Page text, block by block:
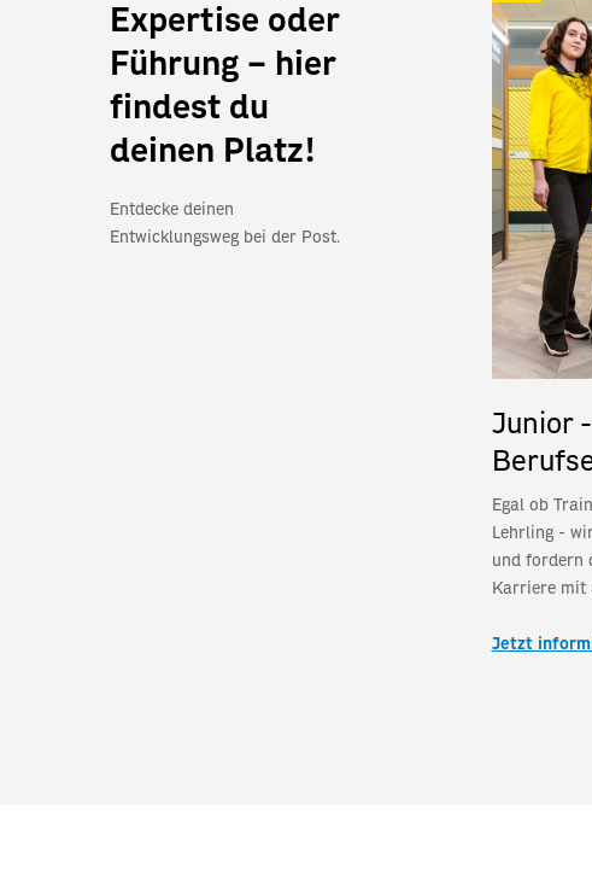
Expertise oder
Führung – hier
findest du
deinen Platz!
Entdecke deinen
Entwicklungsweg bei der Post.
Junior
Egal ob
Lehrling -
und fordern
Karriere mit
Jetzt